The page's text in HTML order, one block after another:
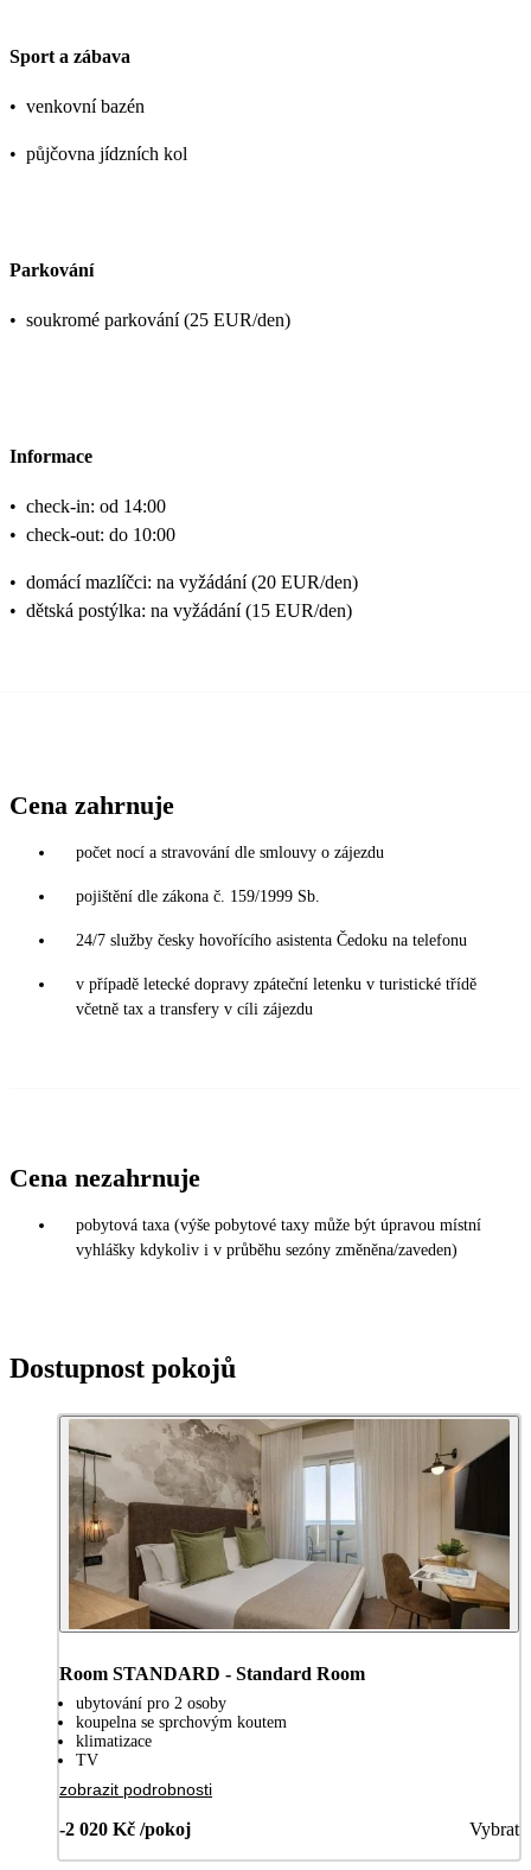
Sport a zábava
• venkovní bazén
• půjčovna jídzních kol
Parkování
• soukromé parkování (25 EUR/den)
Informace
• check-in: od 14:00
• check-out: do 10:00
• domácí mazlíčci: na vyžádání (20 EUR/den)
• dětská postýlka: na vyžádání (15 EUR/den)
Cena zahrnuje
počet nocí a stravování dle smlouvy o zájezdu
pojištění dle zákona č. 159/1999 Sb.
24/7 služby česky hovořícího asistenta Čedoku na telefonu
v případě letecké dopravy zpáteční letenku v turistické třídě
včetně tax a transfery v cíli zájezdu
Cena nezahrnuje
pobytová taxa (výše pobytové taxy může být úpravou místní
vyhlášky kdykoliv i v průběhu sezóny změněna/zaveden)
Dostupnost pokojů
Room STANDARD - Standard Room
ubytování pro 2 osoby
koupelna se sprchovým koutem
klimatizace
TV
zobrazit podrobnosti
-2 020 Kč /pokoj Vybrat